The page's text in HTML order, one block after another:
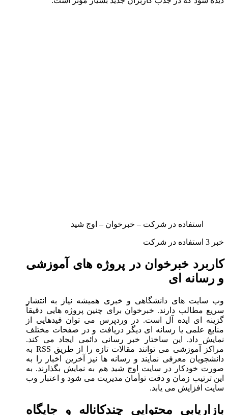
استفاده در شرکت – خبرخوان – اوج شید
خبر 3 استفاده در شرکت
کاربرد خبرخوان در پروژه های آموزشی
و رسانه ای
وب سایت های دانشگاهی و خبری همیشه نیاز به انتشار
سریع مطالب دارند. خبرخوان برای چنین پروژه هایی دقیقاً
گزینه ای ایده آل است. در وردپرس می توان فیدهایی از
منابع علمی یا رسانه ای دیگر دریافت و در صفحات مختلف
نمایش داد. این ساختار خبر رسانی دائمی ایجاد می کند.
مراکز آموزشی می توانند مقالات تازه را از طریق RSS به
دانشجویان معرفی نمایند و رسانه ها نیز آخرین اخبار را به
صورت خودکار در سایت اوج شید هم به نمایش بگذارند. به
این ترتیب زمان و دقت توأمان مدیریت می شود و اعتبار وب
سایت افزایش می یابد.
بازاریابی محتوایی چندکاناله و جایگاه